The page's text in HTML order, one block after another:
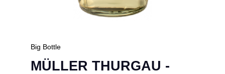
Big Bottle
MÜLLER THURGAU -